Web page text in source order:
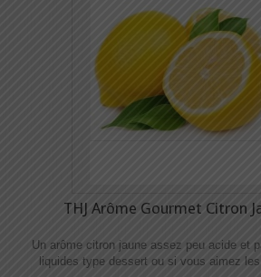
THJ Arôme Gourmet Citron
Un arôme citron jaune assez peu acide et
liquides type dessert ou si vous aimez